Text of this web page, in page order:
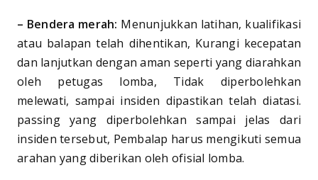
– Bendera merah: Menunjukkan latihan, kualifikasi
atau balapan telah dihentikan, Kurangi kecepatan
dan lanjutkan dengan aman seperti yang diarahkan
oleh petugas lomba, Tidak diperbolehkan
melewati, sampai insiden dipastikan telah diatasi.
passing yang diperbolehkan sampai jelas dari
insiden tersebut, Pembalap harus mengikuti semua
arahan yang diberikan oleh ofisial lomba.